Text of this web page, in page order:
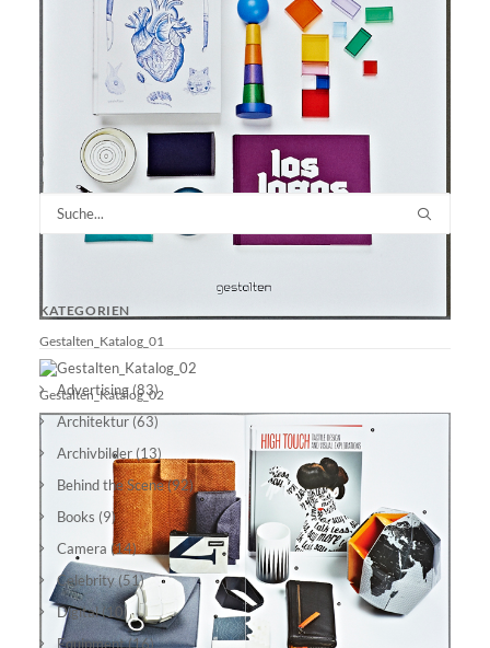
Gestalten_Katalog_01
Gestalten_Katalog_02
KATEGORIEN
Advertising(83)
Architektur (63)
Archivbilder (13)
Behind the Scene(92)
Books (9)
Camera (14)
Celebrity(51)
Digital(10)
Equipment(16)